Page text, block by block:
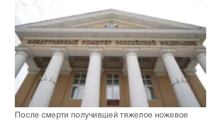
После смерти получившей тяжелое ножевое